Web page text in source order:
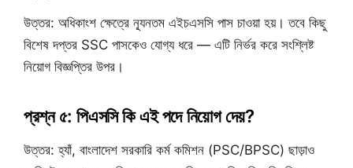
উত্তর: অধিকাংশ ক্ষেত্রে ন্যূনতম এইচএসসি পাস চাওয়া হয়। তবে কিছু
বিশেষ দপ্তর SSC পাসকেও যোগ্য ধরে — এটি নির্ভর করে সংশ্লিষ্ট
নিয়োগ বিজ্ঞপ্তির উপর।
প্রশ্ন ৫: পিএসসি কি এই পদে নিয়োগ দেয়?
উত্তর: হ্যাঁ, বাংলাদেশ সরকারি কর্ম কমিশন (PSC/BPSC) ছাড়াও